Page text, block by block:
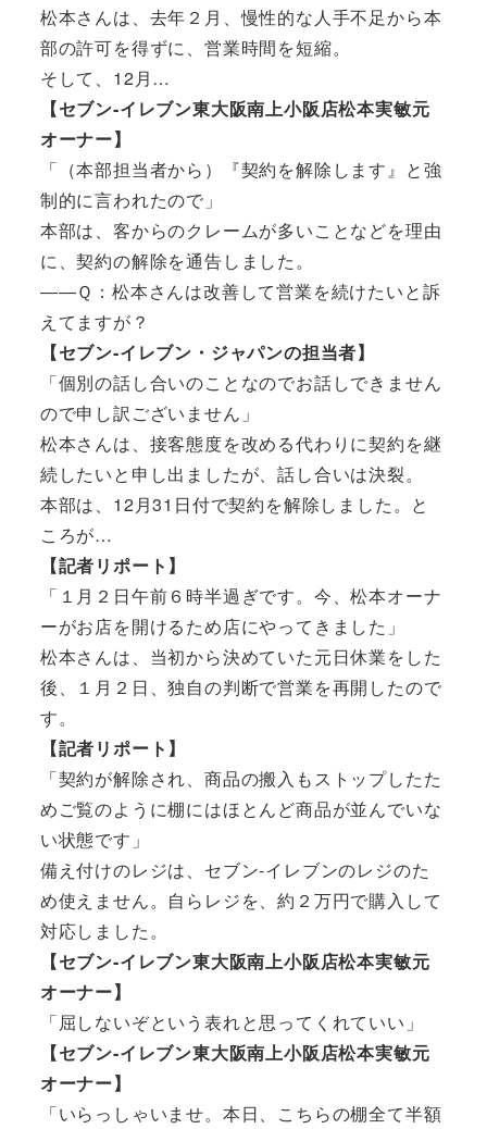
松本さんは、去年２月、慢性的な人手不足から本
部の許可を得ずに、営業時間を短縮。
そして、12月…
【セブン‐イレブン東大阪南上小阪店松本実敏元
オーナー】
「（本部担当者から）『契約を解除します』と強
制的に言われたので」
本部は、客からのクレームが多いことなどを理由
に、契約の解除を通告しました。
――Ｑ：松本さんは改善して営業を続けたいと訴
えてますが？
【セブン‐イレブン・ジャパンの担当者】
「個別の話し合いのことなのでお話しできません
ので申し訳ございません」
松本さんは、接客態度を改める代わりに契約を継
続したいと申し出ましたが、話し合いは決裂。
本部は、12月31日付で契約を解除しました。と
ころが…
【記者リポート】
「１月２日午前６時半過ぎです。今、松本オーナ
ーがお店を開けるため店にやってきました」
松本さんは、当初から決めていた元日休業をした
後、１月２日、独自の判断で営業を再開したので
す。
【記者リポート】
「契約が解除され、商品の搬入もストップしたた
めご覧のように棚にはほとんど商品が並んでいな
い状態です」
備え付けのレジは、セブン‐イレブンのレジのた
め使えません。自らレジを、約２万円で購入して
対応しました。
【セブン‐イレブン東大阪南上小阪店松本実敏元
オーナー】
「屈しないぞという表れと思ってくれていい」
【セブン‐イレブン東大阪南上小阪店松本実敏元
オーナー】
「いらっしゃいませ。本日、こちらの棚全て半額